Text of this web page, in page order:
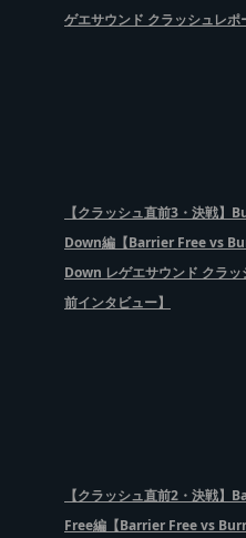
ゲエサウンド クラッシュレポ
【クラッシュ直前3・決戦】
Down編【Barrier Free vs
Down レゲエサウンド クラッ
前インタビュー】
【クラッシュ直前2・決戦】
Free編【Barrier Free vs